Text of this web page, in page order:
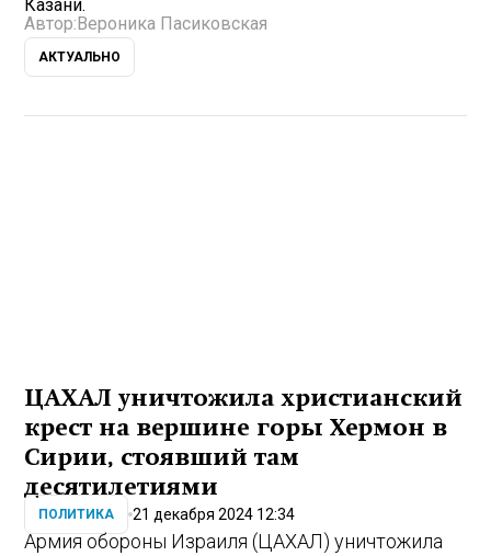
Казани.
Автор:Вероника Пасиковская
АКТУАЛЬНО
ЦАХАЛ уничтожила христианский
крест на вершине горы Хермон в
Сирии, стоявший там
десятилетиями
ПОЛИТИКА 21 декабря 2024 12:34
Армия обороны Израиля (ЦАХАЛ) уничтожила